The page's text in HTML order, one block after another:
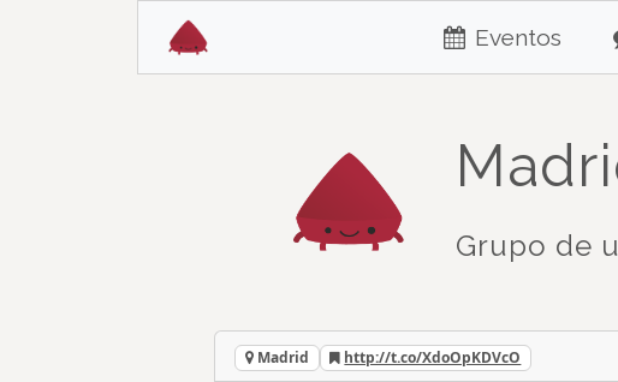
Eventos
Grupo de
Madrid http://t.co/XdoOpKDVcO